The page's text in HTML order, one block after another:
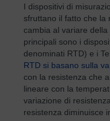
I dispositivi di
sfruttano il fatto che la
cambia al variare
principali sono i
denominati RTD) e i
RTD si basano sulla
con la resistenza che
lineare con la
variazione di
resistenza diminuisce